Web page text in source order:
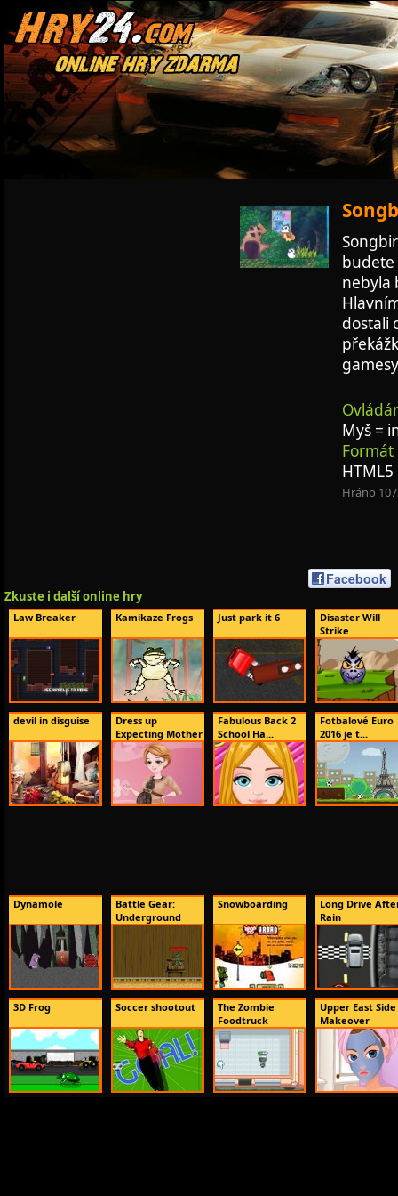
budete
nebyla
dostali
Myš =
HTML5
Hráno
Facebook
Zkuste i další online hry
Law Breaker Kamikaze Frogs Just park it 6
Disaster Will
Strike
devil in disguise
Dress up
Expecting Mother
Fabulous Back 2
School Ha...
Fotbalové Euro
2016 je t...
Dynamole
Battle Gear:
Underground
Snowboarding
Long Drive
Rain
3D Frog Soccer shootout
The Zombie
Foodtruck
Upper East Side
Makeover